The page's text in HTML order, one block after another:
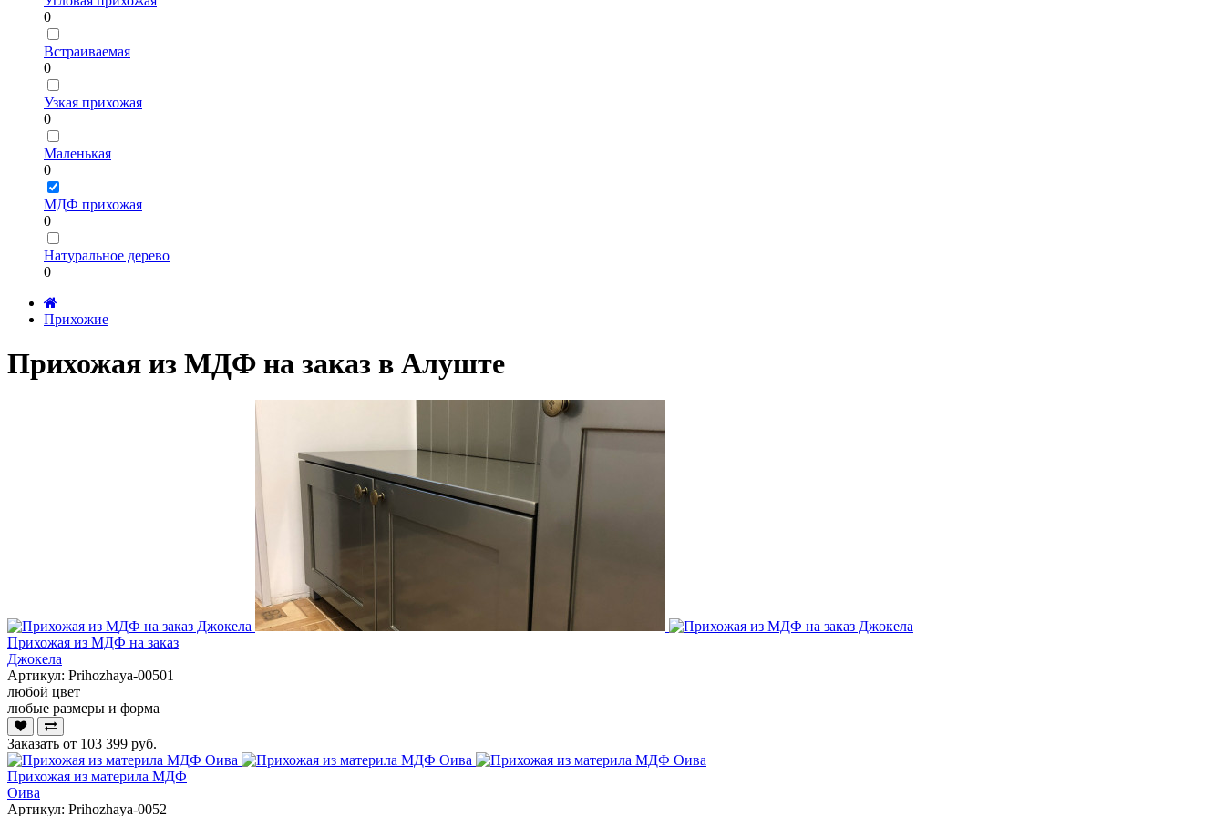
0
Встраиваемая
0
Узкая прихожая
0
Маленькая
0
МДФ прихожая
0
Натуральное дерево
0
Прихожие
Прихожая из МДФ на заказ в Алуште
Прихожая из МДФ на заказ
Джокела
Артикул: Prihozhaya-00501
любой цвет
любые размеры и форма
Заказать от 103 399 руб.
Прихожая из материла МДФ
Оива
Артикул: Prihozhaya-0052